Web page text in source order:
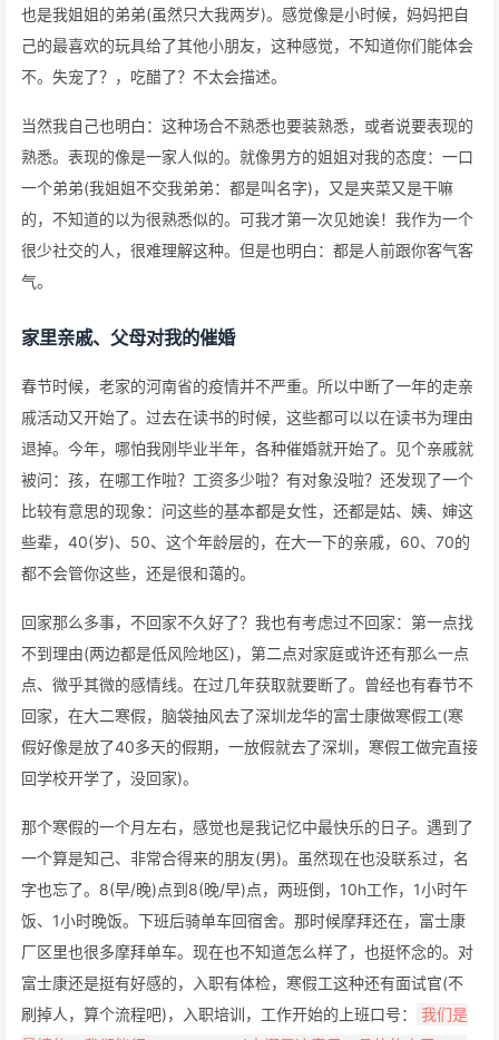
也是我姐姐的弟弟(虽然只大我两岁)。感觉像是小时候，妈妈把自
己的最喜欢的玩具给了其他小朋友，这种感觉，不知道你们能体会
不。失宠了？，吃醋了？不太会描述。
当然我自己也明白：这种场合不熟悉也要装熟悉，或者说要表现的
熟悉。表现的像是一家人似的。就像男方的姐姐对我的态度：一口
一个弟弟(我姐姐不交我弟弟：都是叫名字)，又是夹菜又是干嘛
的，不知道的以为很熟悉似的。可我才第一次见她诶！我作为一个
很少社交的人，很难理解这种。但是也明白：都是人前跟你客气客
气。
家里亲戚、父母对我的催婚
春节时候，老家的河南省的疫情并不严重。所以中断了一年的走亲
戚活动又开始了。过去在读书的时候，这些都可以以在读书为理由
退掉。今年，哪怕我刚毕业半年，各种催婚就开始了。见个亲戚就
被问：孩，在哪工作啦？工资多少啦？有对象没啦？还发现了一个
比较有意思的现象：问这些的基本都是女性，还都是姑、姨、婶这
些辈，40(岁)、50、这个年龄层的，在大一下的亲戚，60、70的
都不会管你这些，还是很和蔼的。
回家那么多事，不回家不久好了？我也有考虑过不回家：第一点找
不到理由(两边都是低风险地区)，第二点对家庭或许还有那么一点
点、微乎其微的感情线。在过几年获取就要断了。曾经也有春节不
回家，在大二寒假，脑袋抽风去了深圳龙华的富士康做寒假工(寒
假好像是放了40多天的假期，一放假就去了深圳，寒假工做完直接
回学校开学了，没回家)。
那个寒假的一个月左右，感觉也是我记忆中最快乐的日子。遇到了
一个算是知己、非常合得来的朋友(男)。虽然现在也没联系过，名
字也忘了。8(早/晚)点到8(晚/早)点，两班倒，10h工作，1小时午
饭、1小时晚饭。下班后骑单车回宿舍。那时候摩拜还在，富士康
厂区里也很多摩拜单车。现在也不知道怎么样了，也挺怀念的。对
富士康还是挺有好感的，入职有体检，寒假工这种还有面试官(不
刷掉人，算个流程吧)，入职培训，工作开始的上班口号：
我们是